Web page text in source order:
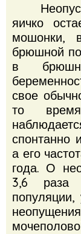
яичко
мошонки,
брюшной
в
свое
то
спонтанно
а его
года. О
3,6 раза